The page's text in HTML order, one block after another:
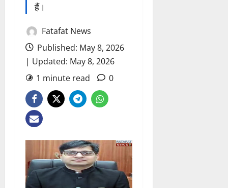
हैं।
Fatafat News
Published: May 8, 2026
| Updated: May 8, 2026
1 minute read
0